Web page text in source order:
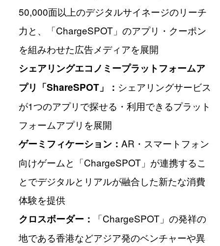
50,000面以上のデジタルサイネージのリーチ
力と、「ChargeSPOT」のアプリ・クーポン
を組みわせた広告メディアを展開
シェアリングエコノミープラットフォームア
プリ「ShareSPOT」： シェアリングサービス
が1つのアプリで探せる・利用できるプラット
フォームアプリを展開
ゲーミフィケーション： AR・スマートフォン
向けゲームと「ChargeSPOT」が連携するこ
とでデジタルとリアルが融合した新たな消費
体験を提供
クロスボーダー：
「ChargeSPOT」の発祥の
地である香港などアジア発のベンチャーや異